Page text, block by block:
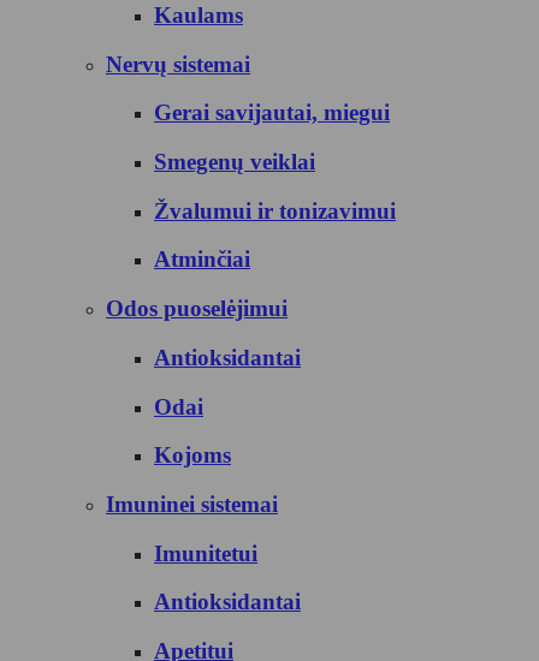
Kaulams
Nervų sistemai
Gerai savijautai, miegui
Smegenų veiklai
Žvalumui ir tonizavimui
Atminčiai
Odos puoselėjimui
Antioksidantai
Odai
Kojoms
Imuninei sistemai
Imunitetui
Antioksidantai
Apetitui